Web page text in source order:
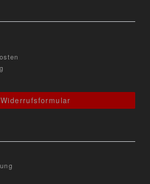
Widerrufsformular